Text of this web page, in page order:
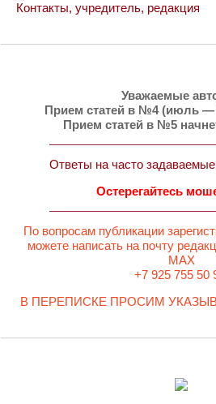
Контакты, учредитель, редакция
Уважаемые
Прием статей в №4 (июль —
Прием статей в №5
Ответы на часто
Остерегайтесь
По вопросам публикации
можете написать на почту
MAX
+7 925 755 50
В ПЕРЕПИСКЕ ПРОСИМ